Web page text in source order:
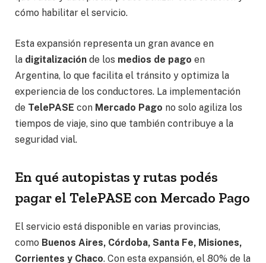
cómo habilitar el servicio.
Esta expansión representa un gran avance en
la digitalización de los medios de pago en
Argentina, lo que facilita el tránsito y optimiza la
experiencia de los conductores. La implementación
de TelePASE con Mercado Pago no solo agiliza los
tiempos de viaje, sino que también contribuye a la
seguridad vial.
En qué autopistas y rutas podés
pagar el TelePASE con Mercado Pago
El servicio está disponible en varias provincias,
como Buenos Aires, Córdoba, Santa Fe, Misiones,
Corrientes y Chaco. Con esta expansión, el 80% de la